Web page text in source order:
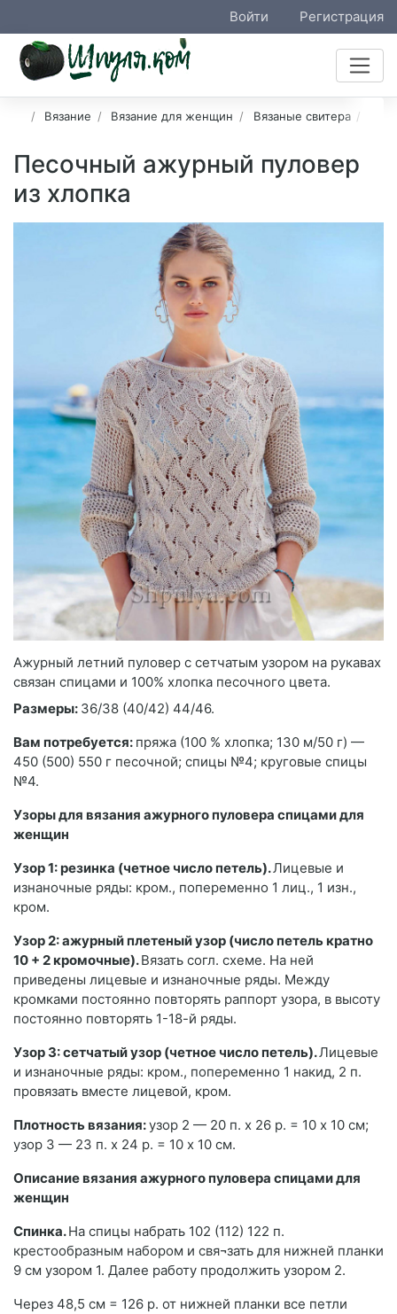
Войти Регистрация
Вязание Вязание для женщин Вязаные свитера
Песочный ажурный пуловер
из хлопка
Ажурный летний пуловер с сетчатым узором на рукавах
связан спицами и 100% хлопка песочного цвета.
Размеры: 36/38 (40/42) 44/46.
Вам потребуется: пряжа (100 % хлопка; 130 м/50 г) —
450 (500) 550 г песочной; спицы №4; круговые спицы
№4.
Узоры для вязания ажурного пуловера спицами для
женщин
Узор 1: резинка (четное число петель).Лицевые и
изнаночные ряды: кром., попеременно 1 лиц., 1 изн.,
кром.
Узор 2: ажурный плетеный узор (число петель кратно
10 + 2 кромочные).Вязать согл. схеме. На ней
приведены лицевые и изнаночные ряды. Между
кромками постоянно повторять раппорт узора, в высоту
постоянно повторять 1-18-й ряды.
Узор 3: сетчатый узор (четное число петель).Лицевые
и изнаночные ряды: кром., попеременно 1 накид, 2 п.
провязать вместе лицевой, кром.
Плотность вязания:узор 2 — 20 п. х 26 р. = 10 х 10 см;
узор 3 — 23 п. х 24 р. = 10 х 10 см.
Описание вязания ажурного пуловера спицами для
женщин
Спинка.На спицы набрать 102 (112) 122 п.
крестообразным набором и свя¬зать для нижней планки
9 см узором 1. Далее работу продолжить узором 2.
Через 48,5 см = 126 р. от нижней планки все петли